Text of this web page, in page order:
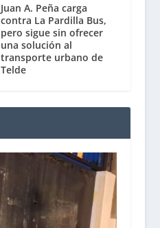
Juan A. Peña carga
contra La Pardilla Bus,
pero sigue sin ofrecer
una solución al
transporte urbano de
Telde